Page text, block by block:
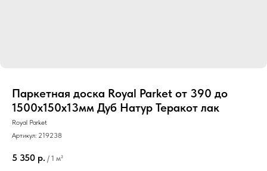
Паркетная доска Royal Parket от 390 до
1500х150х13мм Дуб Натур Теракот лак
Royal Parket
Артикул: 219238
5 350 р. / 1 м²